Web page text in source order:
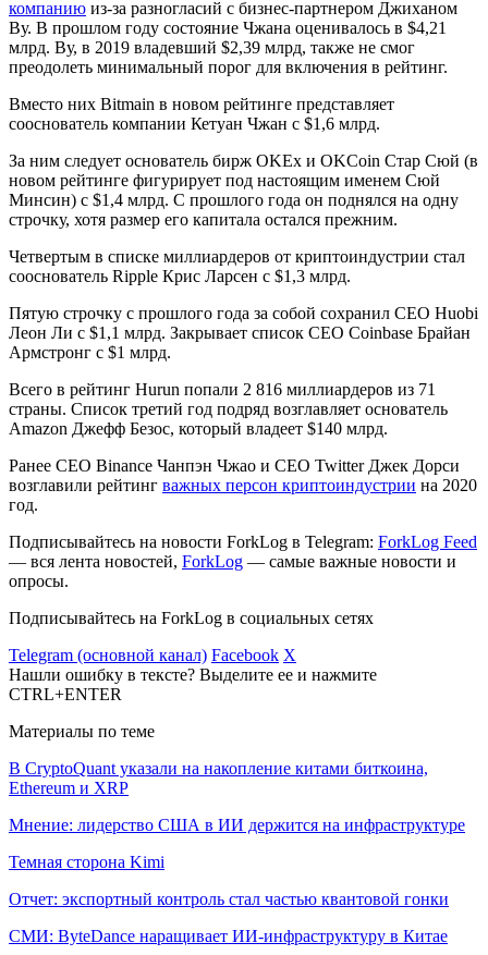
компанию из-за разногласий с бизнес-партнером Джиханом
Ву. В прошлом году состояние Чжана оценивалось в $4,21
млрд. Ву, в 2019 владевший $2,39 млрд, также не смог
преодолеть минимальный порог для включения в рейтинг.
Вместо них Bitmain в новом рейтинге представляет
сооснователь компании Кетуан Чжан с $1,6 млрд.
За ним следует основатель бирж OKEx и OKCoin Стар Сюй (в
новом рейтинге фигурирует под настоящим именем Сюй
Минсин) с $1,4 млрд. С прошлого года он поднялся на одну
строчку, хотя размер его капитала остался прежним.
Четвертым в списке миллиардеров от криптоиндустрии стал
сооснователь Ripple Крис Ларсен с $1,3 млрд.
Пятую строчку с прошлого года за собой сохранил CEO Huobi
Леон Ли с $1,1 млрд. Закрывает список CEO Coinbase Брайан
Армстронг с $1 млрд.
Всего в рейтинг Hurun попали 2 816 миллиардеров из 71
страны. Список третий год подряд возглавляет основатель
Amazon Джефф Безос, который владеет $140 млрд.
Ранее CEO Binance Чанпэн Чжао и CEO Twitter Джек Дорси
возглавили рейтинг важных персон криптоиндустрии на 2020
год.
Подписывайтесь на новости ForkLog в Telegram: ForkLog Feed
— вся лента новостей, ForkLog — самые важные новости и
опросы.
Подписывайтесь на ForkLog в социальных сетях
Telegram (основной канал) Facebook X
Нашли ошибку в тексте? Выделите ее и нажмите
CTRL+ENTER
Материалы по теме
В CryptoQuant указали на накопление китами биткоина,
Ethereum и XRP
Мнение: лидерство США в ИИ держится на инфраструктуре
Темная сторона Kimi
Отчет: экспортный контроль стал частью квантовой гонки
СМИ: ByteDance наращивает ИИ-инфраструктуру в Китае